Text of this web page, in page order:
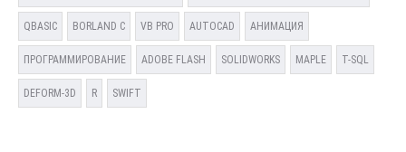
QBASIC BORLAND C VB PRO AUTOCAD АНИМАЦИЯ
ПРОГРАММИРОВАНИЕ ADOBE FLASH SOLIDWORKS MAPLE T-SQL
DEFORM-3D R SWIFT